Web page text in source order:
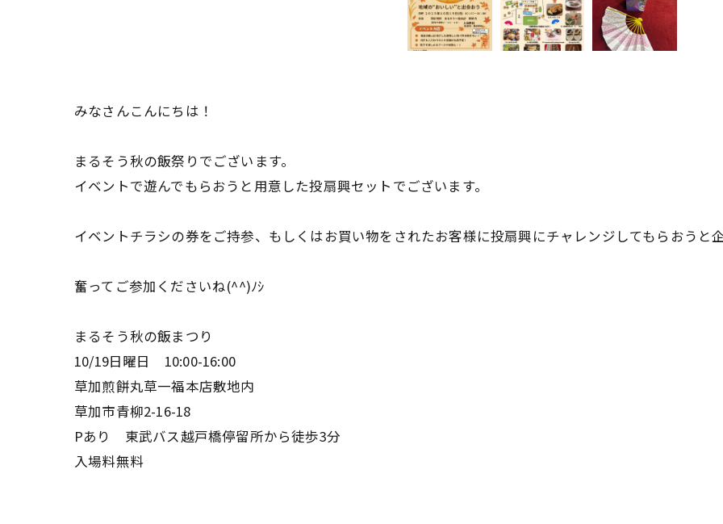
みなさんこんにちは！
まるそう秋の飯祭りでございます。
イベントで遊んでもらおうと用意した投扇興セットでございます。
イベントチラシの券をご持参、もしくはお買い物をされたお客様に投扇興にチャレンジしてもらおうと企
奮ってご参加くださいね(^^)ﾉｼ
まるそう秋の飯まつり
10/19日曜日 10:00-16:00
草加煎餅丸草一福本店敷地内
草加市青柳2-16-18
Pあり 東武バス越戸橋停留所から徒歩3分
入場料無料